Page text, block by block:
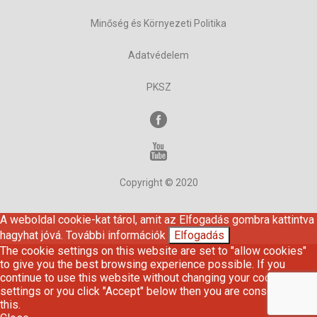
Minőség és Környezeti Politika
Adatvédelem
PKSZ
Copyright © 2020
A weboldal cookie-kat tárol, amit az Elfogadás gombra kattintva
hagyhat jóvá. További információk
Elfogadás
The cookie settings on this website are set to "allow cookies"
to give you the best browsing experience possible. If you
continue to use this website without changing your cookie
settings or you click "Accept" below then you are consenting to
this.